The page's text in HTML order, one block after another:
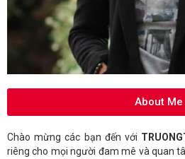
About Me
Chào mừng các bạn đến với
riêng cho mọi người đam mê và quan